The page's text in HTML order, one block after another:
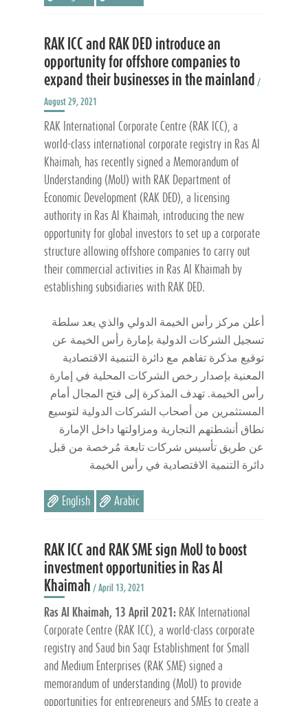
RAK ICC and RAK DED introduce an
opportunity for offshore companies to
expand their businesses in the mainland
/
August 29, 2021
RAK International Corporate Centre (RAK ICC), a
world-class international corporate registry in Ras Al
Khaimah, has recently signed a Memorandum of
Understanding (MoU) with RAK Department of
Economic Development (RAK DED), a licensing
authority in Ras Al Khaimah, introducing the new
opportunity for global investors to set up a corporate
structure allowing offshore companies to carry out
their commercial activities in Ras Al Khaimah by
establishing subsidiaries with RAK DED.
أعلن مركز رأس الخيمة الدولي والذي يعد سلطة
تسجيل الشركات الدولية بإمارة رأس الخيمة عن
توقيع مذكرة تفاهم مع دائرة التنمية الاقتصادية
المعنية بإصدار رخص الشركات المحلية في إمارة
رأس الخيمة. تهدف المذكرة إلى فتح المجال أمام
المستثمرين من أصحاب الشركات الدولية لتوسيع
نطاق أنشطتهم التجارية ومزاولتها داخل الإمارة
عن طريق تأسيس شركات تابعة مُرخصة من قبل
دائرة التنمية الاقتصادية في رأس الخيمة
English Arabic
RAK ICC and RAK SME sign MoU to boost
investment opportunities in Ras Al
Khaimah / April 13, 2021
Ras Al Khaimah, 13 April 2021: RAK International
Corporate Centre (RAK ICC), a world-class corporate
registry and Saud bin Saqr Establishment for Small
and Medium Enterprises (RAK SME) signed a
memorandum of understanding (MoU) to provide
opportunities for entrepreneurs and SMEs to create a